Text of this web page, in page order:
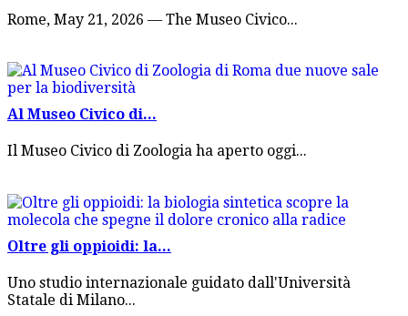
Rome, May 21, 2026 — The Museo Civico...
Al Museo Civico di...
Il Museo Civico di Zoologia ha aperto oggi...
Oltre gli oppioidi: la...
Uno studio internazionale guidato dall'Università
Statale di Milano...